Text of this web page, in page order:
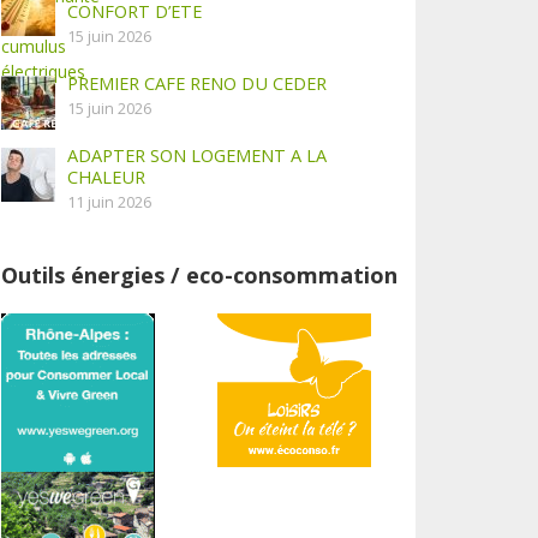
CONFORT D’ETE
15 juin 2026
PREMIER CAFE RENO DU CEDER
15 juin 2026
ADAPTER SON LOGEMENT A LA
CHALEUR
11 juin 2026
Outils énergies / eco-consommation